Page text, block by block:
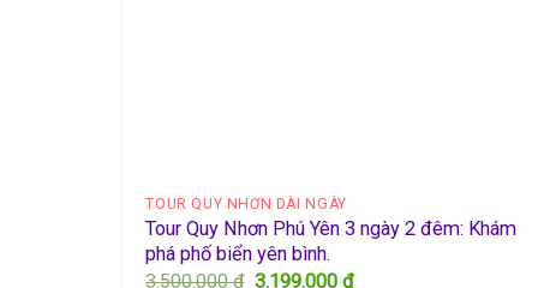
TOUR QUY NHƠN DÀI NGÀY
Tour Quy Nhơn Phú Yên 3 ngày 2 đêm: Khám
phá phố biển yên bình.
3.500.000 ₫ Giá
3.199.000₫Giá